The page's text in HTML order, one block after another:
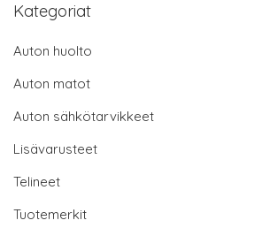
Kategoriat
Auton huolto
Auton matot
Auton sähkötarvikkeet
Lisävarusteet
Telineet
Tuotemerkit